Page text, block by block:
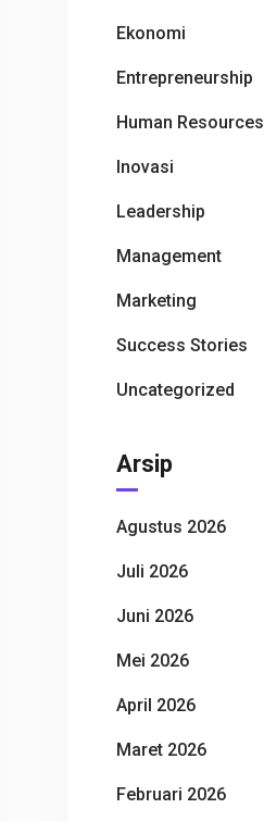
Ekonomi
Entrepreneurship
Human Resources
Inovasi
Leadership
Management
Marketing
Success Stories
Uncategorized
Arsip
Agustus 2026
Juli 2026
Juni 2026
Mei 2026
April 2026
Maret 2026
Februari 2026